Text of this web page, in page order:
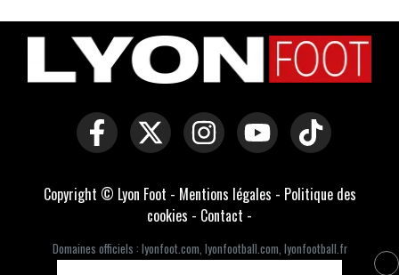
Copyright © Lyon Foot - Mentions légales - Politique des
cookies - Contact -
Domaines officiels : lyonfoot.com, lyonfootball.com, lyonfootball.fr